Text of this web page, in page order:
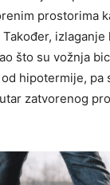
prostorima
što su vožnja
hipotermije, pa
zatvorenog